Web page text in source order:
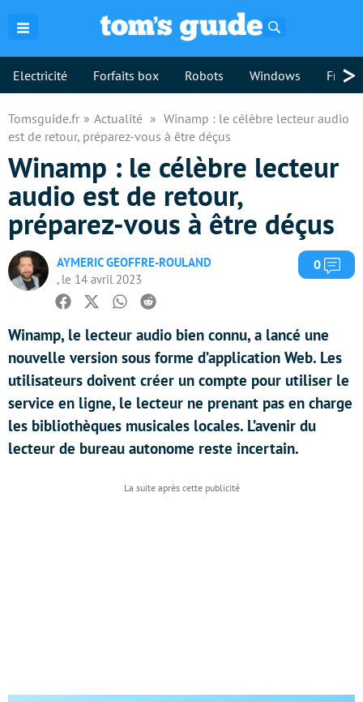
Electricité Forfaits box Robots Windows >
Tomsguide.fr Actualité
Winamp : le célèbre lecteur audio
est de retour, préparez-vous à être déçus
Winamp : le célèbre lecteur
audio est de retour,
préparez-vous à être déçus
AYMERIC GEOFFRE-ROULAND
, le 14 avril 2023
0
Facebook
TwitterWhatsapp
Reddit
Winamp, le lecteur audio bien connu, a lancé une
nouvelle version sous forme d’application Web. Les
utilisateurs doivent créer un compte pour utiliser le
service en ligne, le lecteur ne prenant pas en charge
les bibliothèques musicales locales. L’avenir du
lecteur de bureau autonome reste incertain.